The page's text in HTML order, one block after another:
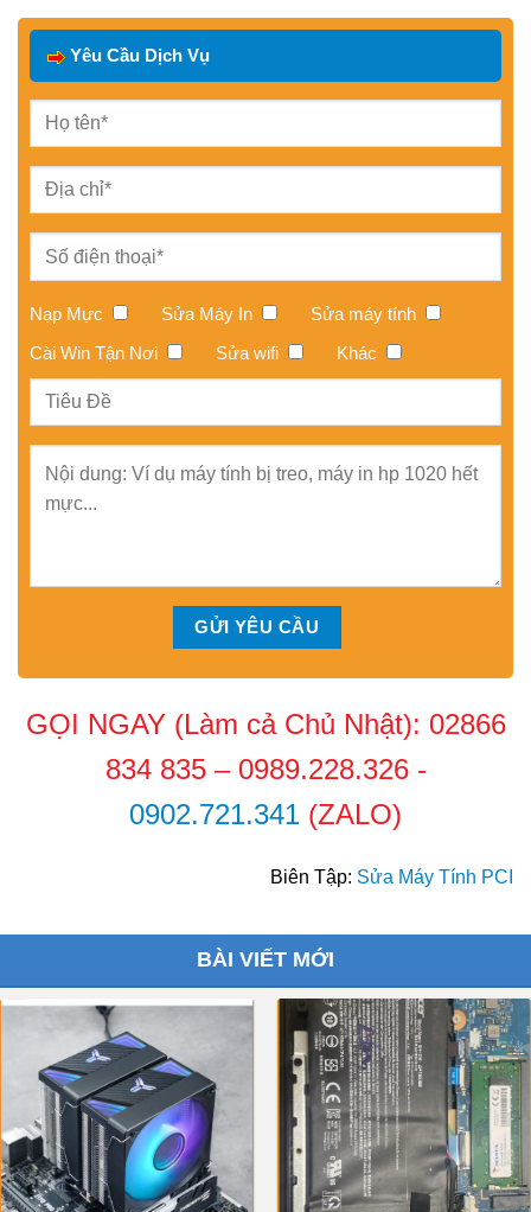
Yêu Cầu Dịch Vụ
Nạp Mực Sửa Máy In
Sửa máy tính
Cài Win Tận Nơi
Sửa wifi Khác
GỌI NGAY (Làm cả Chủ Nhật): 02866
834 835– 0989.228.326 -
0902.721.341 (ZALO)
Biên Tập: Sửa Máy Tính PCI
BÀI VIẾT MỚI